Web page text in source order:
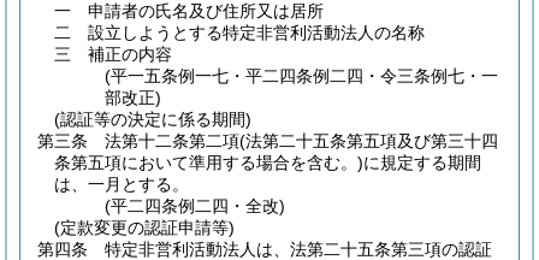
一
申請者の氏名及び住所又は居所
二
設立しようとする特定非営利活動法人の名称
三
補正の内容
(平一五条例一七・平二四条例二四・令三条例七・一
部改正)
(認証等の決定に係る期間)
第三条
法第十二条第二項(法第二十五条第五項及び第三十四
条第五項において準用する場合を含む。)に規定する期間
は、一月とする。
(平二四条例二四・全改)
(定款変更の認証申請等)
第四条
特定非営利活動法人は、法第二十五条第三項の認証